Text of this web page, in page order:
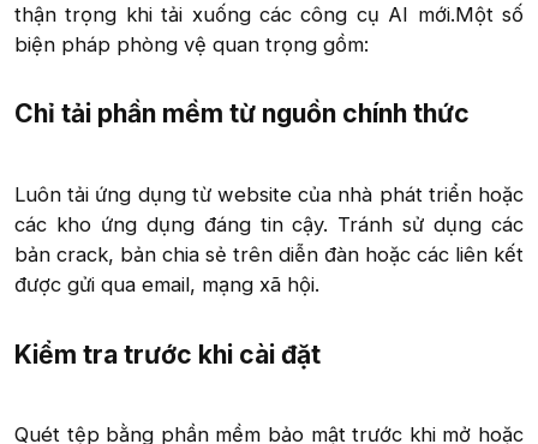
thận trọng khi tải xuống các công cụ AI mới.Một số
biện pháp phòng vệ quan trọng gồm:​
Chỉ tải phần mềm từ nguồn chính thức​
Luôn tải ứng dụng từ website của nhà phát triển hoặc
các kho ứng dụng đáng tin cậy. Tránh sử dụng các
bản crack, bản chia sẻ trên diễn đàn hoặc các liên kết
được gửi qua email, mạng xã hội.​
Kiểm tra trước khi cài đặt​
Quét tệp bằng phần mềm bảo mật trước khi mở hoặc